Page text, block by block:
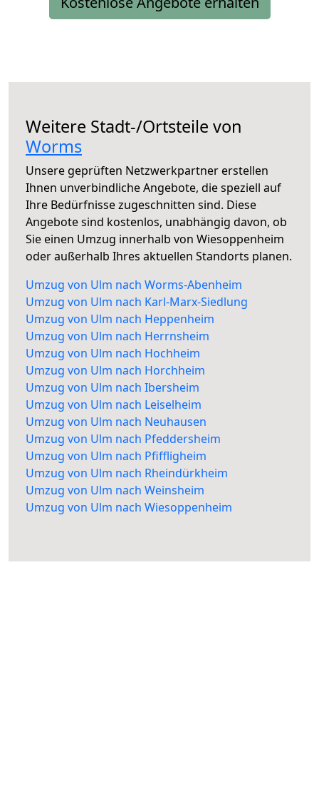
Weitere Stadt-/Ortsteile von
Worms
Unsere geprüften Netzwerkpartner erstellen
Ihnen unverbindliche Angebote, die speziell auf
Ihre Bedürfnisse zugeschnitten sind. Diese
Angebote sind kostenlos, unabhängig davon, ob
Sie einen Umzug innerhalb von Wiesoppenheim
oder außerhalb Ihres aktuellen Standorts planen.
Umzug von Ulm nach Worms-Abenheim
Umzug von Ulm nach Karl-Marx-Siedlung
Umzug von Ulm nach Heppenheim
Umzug von Ulm nach Herrnsheim
Umzug von Ulm nach Hochheim
Umzug von Ulm nach Horchheim
Umzug von Ulm nach Ibersheim
Umzug von Ulm nach Leiselheim
Umzug von Ulm nach Neuhausen
Umzug von Ulm nach Pfeddersheim
Umzug von Ulm nach Pfiffligheim
Umzug von Ulm nach Rheindürkheim
Umzug von Ulm nach Weinsheim
Umzug von Ulm nach Wiesoppenheim